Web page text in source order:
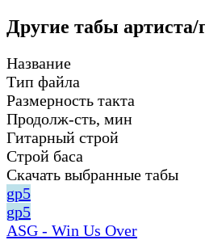
Другие табы
Название
Тип файла
Размерность такта
Продолж-сть, мин
Гитарный строй
Строй баса
Скачать выбранные табы
gp5
gp5
ASG - Win Us Over